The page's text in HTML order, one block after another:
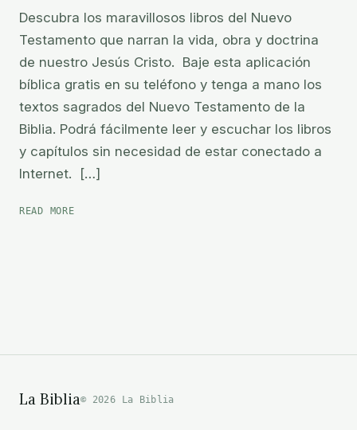
Descubra los maravillosos libros del Nuevo
Testamento que narran la vida, obra y doctrina
de nuestro Jesús Cristo. Baje esta aplicación
bíblica gratis en su teléfono y tenga a mano los
textos sagrados del Nuevo Testamento de la
Biblia. Podrá fácilmente leer y escuchar los libros
y capítulos sin necesidad de estar conectado a
Internet. […]
READ MORENUEVO
La Biblia© 2026 La Biblia